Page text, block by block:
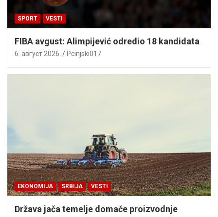
SPORT VESTI
FIBA avgust: Alimpijević odredio 18 kandidata
6. август 2026. Pcinjski017
EKONOMIJA SRBIJA VESTI
Država jača temelje domaće proizvodnje